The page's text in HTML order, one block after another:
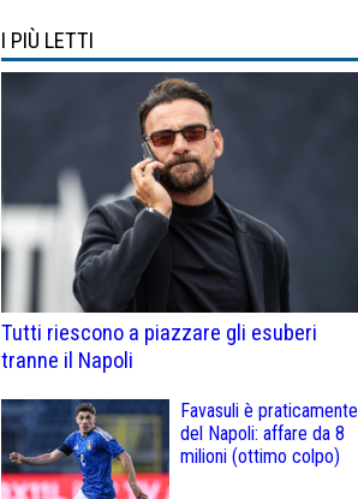
I PIÙ LETTI
Tutti riescono a piazzare gli esuberi
tranne il Napoli
Favasuli è praticamente
del Napoli: affare da 8
milioni (ottimo colpo)